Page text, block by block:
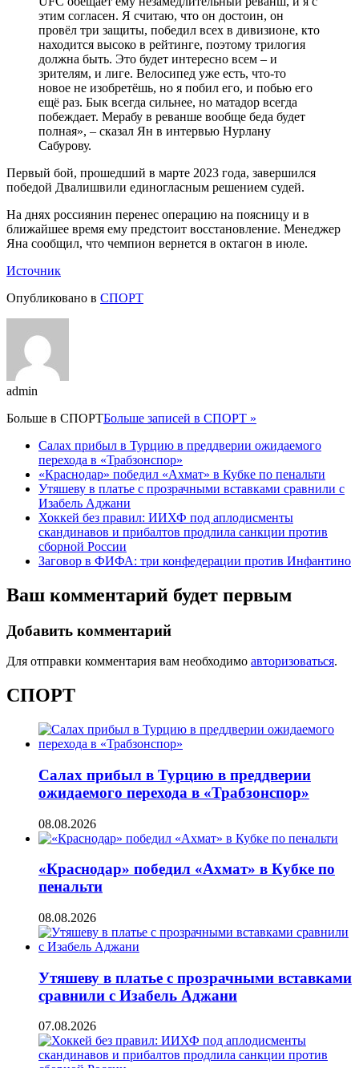
этим согласен. Я считаю, что он достоин, он
провёл три защиты, победил всех в дивизионе, кто
находится высоко в рейтинге, поэтому трилогия
должна быть. Это будет интересно всем – и
зрителям, и лиге. Велосипед уже есть, что-то
новое не изобретёшь, но я побил его, и побью его
ещё раз. Бык всегда сильнее, но матадор всегда
побеждает. Мерабу в реванше вообще беда будет
полная», – сказал Ян в интервью Нурлану
Сабурову.
Первый бой, прошедший в марте 2023 года, завершился
победой Двалишвили единогласным решением судей.
На днях россиянин перенес операцию на поясницу и в
ближайшее время ему предстоит восстановление. Менеджер
Яна сообщил, что чемпион вернется в октагон в июле.
Источник
Опубликовано в СПОРТ
admin
Больше в СПОРТБольше записей в СПОРТ »
Салах прибыл в Турцию в преддверии ожидаемого
перехода в «Трабзонспор»
«Краснодар» победил «Ахмат» в Кубке по пенальти
Утяшеву в платье с прозрачными вставками сравнили с
Изабель Аджани
Хоккей без правил: ИИХФ под аплодисменты
скандинавов и прибалтов продлила санкции против
сборной России
Заговор в ФИФА: три конфедерации против Инфантино
Ваш комментарий будет первым
Добавить комментарий
Для отправки комментария вам необходимо авторизоваться.
СПОРТ
Салах прибыл в Турцию в преддверии
ожидаемого перехода в «Трабзонспор»
08.08.2026
«Краснодар» победил «Ахмат» в Кубке по
пенальти
08.08.2026
Утяшеву в платье с прозрачными вставками
сравнили с Изабель Аджани
07.08.2026